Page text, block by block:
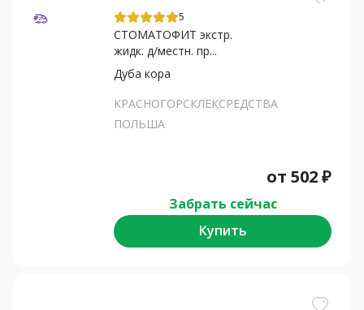
5
СТОМАТОФИТ экстр.
жидк. д/местн. пр...
Дуба кора
КРАСНОГОРСКЛЕКСРЕДСТВА
ПОЛЬША
от 502₽
Забрать сейчас
Купить